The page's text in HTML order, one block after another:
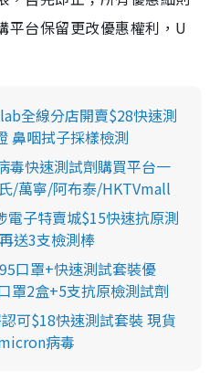
平台保留更改優惠權利，U
全線分店開賣$28快速測
鼻咽拭子採樣檢測
毒快速測試劑購買平台一
/萬寧/阿布泰/HKTVmall
電子特賣城$15快速抗原測
送3支檢測棒
口罩+快速測試套裝優
罩2盒+5支抗原檢測試劑
可$18快速測試套裝 現貨
病毒